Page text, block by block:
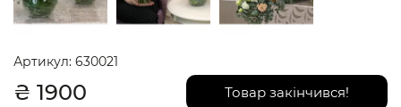
Артикул: 630021
₴ 1900 Товар закінчився!